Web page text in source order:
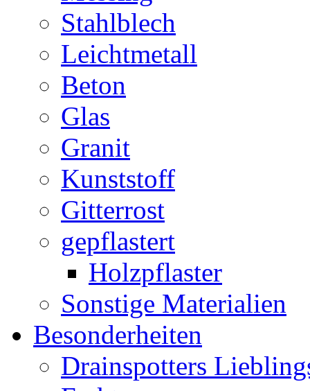
Stahlblech
Leichtmetall
Beton
Glas
Granit
Kunststoff
Gitterrost
gepflastert
Holzpflaster
Sonstige Materialien
Besonderheiten
Drainspotters